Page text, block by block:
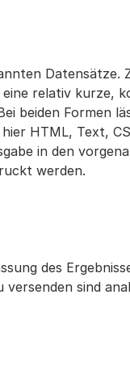
Datensätze.
relativ kurze,
beiden Formen
HTML, Text,
in den
werden.
des
sind